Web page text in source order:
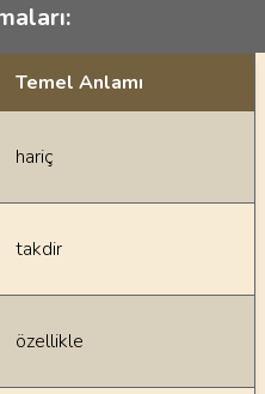
Temel Anlamı
hariç
takdir
özellikle